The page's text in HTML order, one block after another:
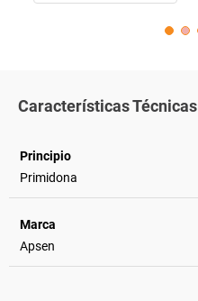
Características Técnicas
Principio
Primidona
Marca
Apsen